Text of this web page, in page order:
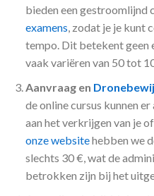
bieden een gestroomlijnd
examens, zodat je je kunt
tempo. Dit betekent geen
vaak variëren van 50 tot
Aanvraag en
de online cursus kunnen
aan het verkrijgen van je
onze websitehebben we
slechts 30 €, wat de
betrokken zijn bij het